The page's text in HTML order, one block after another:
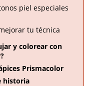
piel especiales
tu técnica
y colorear con
Prismacolor
historia